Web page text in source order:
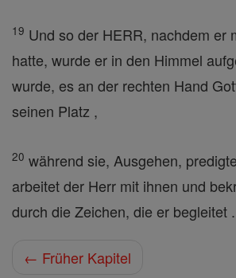
19 Und so der HERR, nachdem er
hatte, wurde er in den Himmel
wurde, es an der rechten Hand
seinen Platz ,
20 während sie, Ausgehen,
arbeitet der Herr mit ihnen und
durch die Zeichen, die er begleitet .
← Früher Kapitel